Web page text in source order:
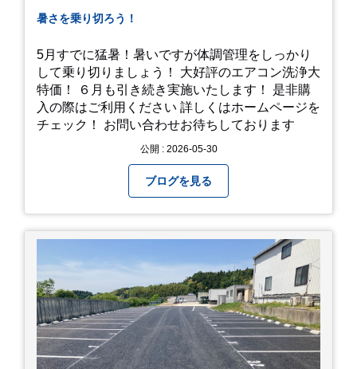
暑さを乗り切ろう！
5月すでに猛暑！暑いですが体調管理をしっかり
して乗り切りましょう！ 大好評のエアコン洗浄大
特価！ ６月も引き続き実施いたします！ 是非購
入の際はご利用ください 詳しくはホームページを
チェック！ お問い合わせお待ちしております
公開 : 2026-05-30
ブログを見る